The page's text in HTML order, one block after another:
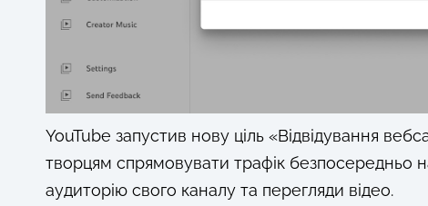
YouTube запустив нову ціль «Відвідування
творцям спрямовувати трафік безпосередньо
аудиторію свого каналу та перегляди відео.